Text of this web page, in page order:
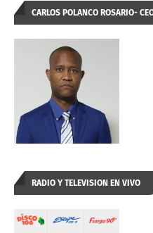
CARLOS POLANCO ROSARIO-
RADIO Y TELEVISION EN VIVO